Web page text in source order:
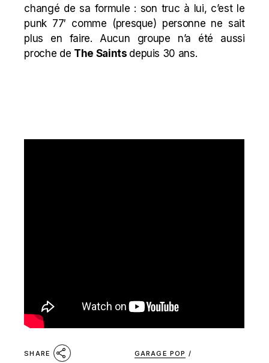
changé de sa formule : son truc à lui, c’est le
punk 77′ comme (presque) personne ne sait
plus en faire. Aucun groupe n’a été aussi
proche de The Saints depuis 30 ans.
SHARE GARAGE POP /